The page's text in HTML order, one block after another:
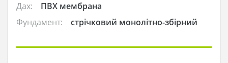
Дах:
ПВХ мембрана
Фундамент:
стрічковий монолітно-збірний